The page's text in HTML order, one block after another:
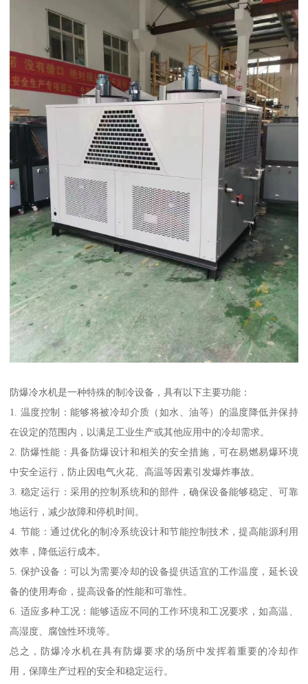
防爆冷水机是一种特殊的制冷设备，具有以下主要功能：
1. 温度控制：能够将被冷却介质（如水、油等）的温度降低并保持
在设定的范围内，以满足工业生产或其他应用中的冷却需求。
2. 防爆性能：具备防爆设计和相关的安全措施，可在易燃易爆环境
中安全运行，防止因电气火花、高温等因素引发爆炸事故。
3. 稳定运行：采用的控制系统和的部件，确保设备能够稳定、可靠
地运行，减少故障和停机时间。
4. 节能：通过优化的制冷系统设计和节能控制技术，提高能源利用
效率，降低运行成本。
5. 保护设备：可以为需要冷却的设备提供适宜的工作温度，延长设
备的使用寿命，提高设备的性能和可靠性。
6. 适应多种工况：能够适应不同的工作环境和工况要求，如高温、
高湿度、腐蚀性环境等。
总之，防爆冷水机在具有防爆要求的场所中发挥着重要的冷却作
用，保障生产过程的安全和稳定运行。